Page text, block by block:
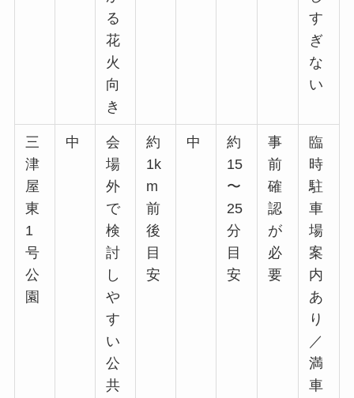
る
花
火
向
き
す
ぎ
な
い
三
津
屋
東
1
号
公
園
中
会
場
外
で
検
討
し
や
す
い
公
共
約
1k
m
前
後
目
安
中
約
15
〜
25
分
目
安
事
前
確
認
が
必
要
臨
時
駐
車
場
案
内
あ
り
／
満
車